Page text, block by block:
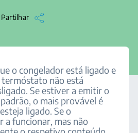
Partilhar
o congelador está ligado e
não está
Se estiver a emitir o
o mais provável é
ligado. Se o
a funcionar, mas não